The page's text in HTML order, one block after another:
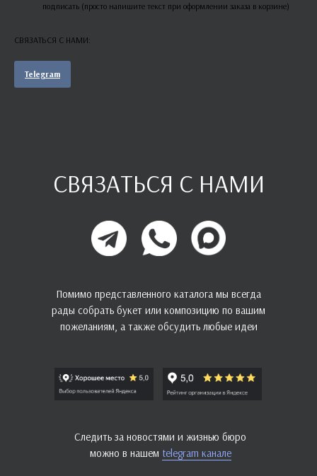
подписать (просто напишите текст при оформлении заказа в корзине)
СВЯЗАТЬСЯ С НАМИ:
Telegram
СВЯЗАТЬСЯ С НАМИ
Помимо представленного каталога мы всегда
рады собрать букет или композицию по вашим
пожеланиям, а также обсудить любые идеи
Следить за новостями и жизнью бюро
можно в нашем telegram канале